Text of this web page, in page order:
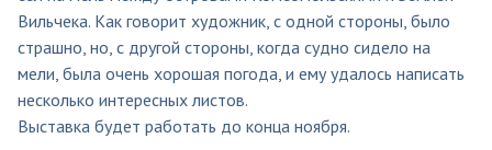
Вильчека. Как говорит художник, с одной стороны, было
страшно, но, с другой стороны, когда судно сидело на
мели, была очень хорошая погода, и ему удалось написать
несколько интересных листов.
Выставка будет работать до конца ноября.